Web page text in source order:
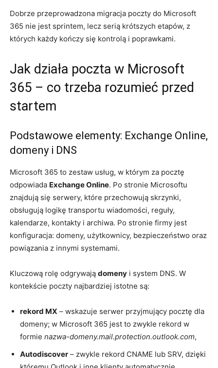
Dobrze przeprowadzona migracja poczty do Microsoft
365 nie jest sprintem, lecz serią krótszych etapów, z
których każdy kończy się kontrolą i poprawkami.
Jak działa poczta w Microsoft
365 – co trzeba rozumieć przed
startem
Podstawowe elementy: Exchange Online,
domeny i DNS
Microsoft 365 to zestaw usług, w którym za pocztę
odpowiada Exchange Online. Po stronie Microsoftu
znajdują się serwery, które przechowują skrzynki,
obsługują logikę transportu wiadomości, reguły,
kalendarze, kontakty i archiwa. Po stronie firmy jest
konfiguracja: domeny, użytkownicy, bezpieczeństwo oraz
powiązania z innymi systemami.
Kluczową rolę odgrywają domeny i system DNS. W
kontekście poczty najbardziej istotne są:
rekord MX – wskazuje serwer przyjmujący pocztę dla
domeny; w Microsoft 365 jest to zwykle rekord w
formie nazwa-domeny.mail.protection.outlook.com,
Autodiscover – zwykle rekord CNAME lub SRV, dzięki